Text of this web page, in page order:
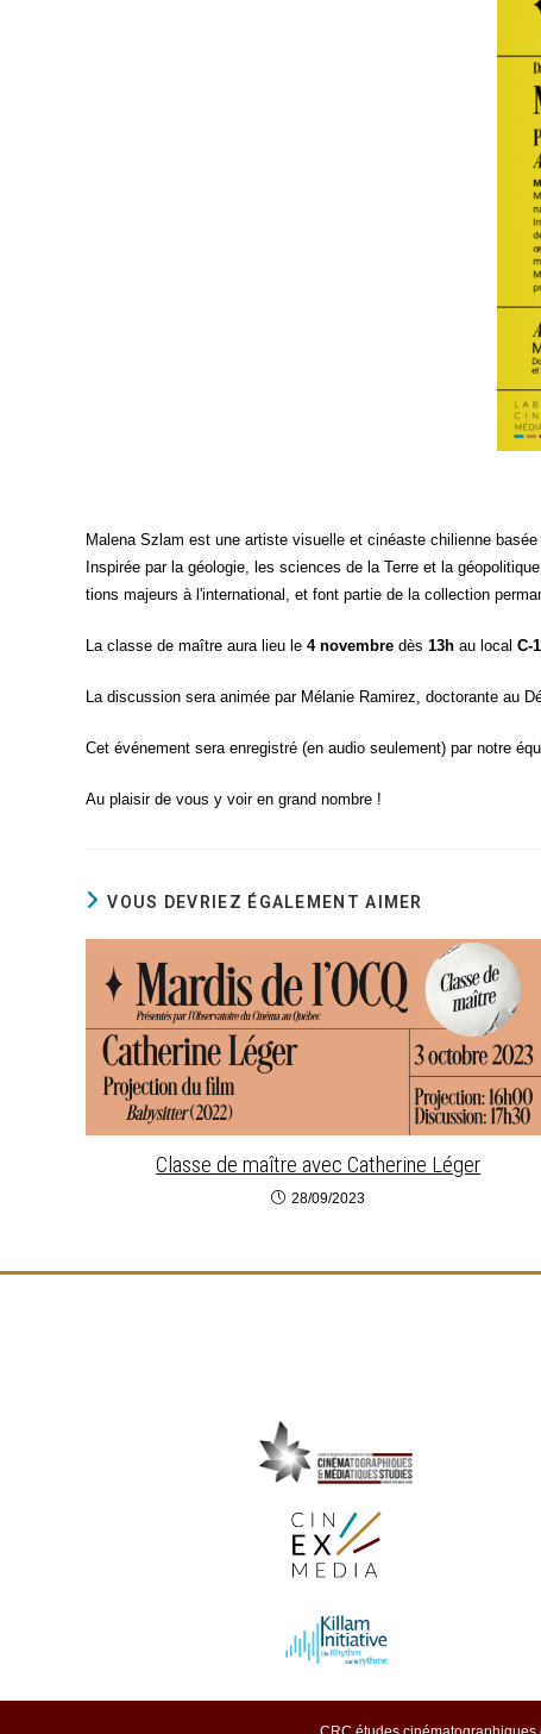
Mal­e­na Szlam est une artiste visuelle et cinéaste chi­lienne
Ins­pi­rée par la géo­lo­gie, les sciences de la Terre et la
tions majeurs à l'international, et font par­tie de la col­lec­tion
La classe de maître aura lieu le 4 novembre dès 13h au local C-
La dis­cus­sion sera ani­mée par Méla­nie Rami­rez, doc­to­rante au
Cet évé­ne­ment sera enre­gis­tré (en audio seule­ment) par notre
Au plai­sir de vous y voir en grand nombre !
VOUS DEVRIEZ ÉGALEMENT AIMER
Classe de maître avec Catherine Léger
28/09/2023